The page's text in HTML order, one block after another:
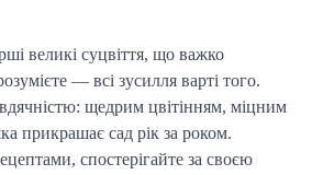
великі суцвіття, що важко
— всі зусилля варті того.
вдячністю: щедрим цвітінням, міцним
прикрашає сад рік за роком.
спостерігайте за своєю